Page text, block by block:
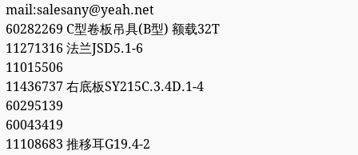
mail:salesany@yeah.net
60282269 C型卷板吊具(B型) 额载32T
11271316 法兰JSD5.1-6
11015506
11436737 右底板SY215C.3.4D.1-4
60295139
60043419
11108683 推移耳G19.4-2